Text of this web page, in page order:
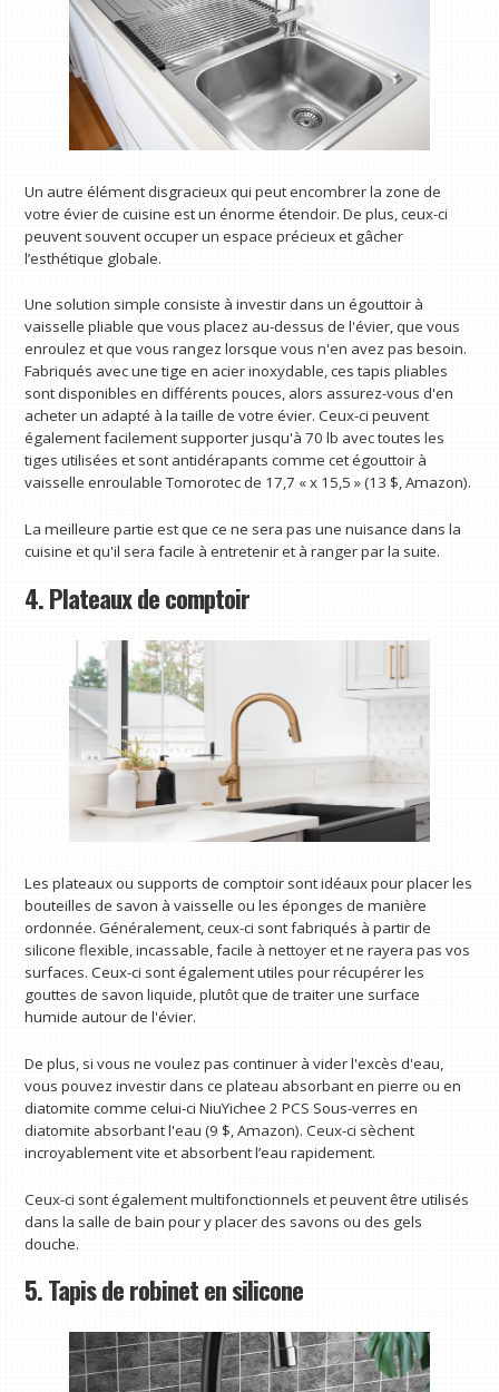
Un autre élément disgracieux qui peut encombrer la zone de
votre évier de cuisine est un énorme étendoir. De plus, ceux-ci
peuvent souvent occuper un espace précieux et gâcher
l’esthétique globale.
Une solution simple consiste à investir dans un égouttoir à
vaisselle pliable que vous placez au-dessus de l'évier, que vous
enroulez et que vous rangez lorsque vous n'en avez pas besoin.
Fabriqués avec une tige en acier inoxydable, ces tapis pliables
sont disponibles en différents pouces, alors assurez-vous d'en
acheter un adapté à la taille de votre évier. Ceux-ci peuvent
également facilement supporter jusqu'à 70 lb avec toutes les
tiges utilisées et sont antidérapants comme cet égouttoir à
vaisselle enroulable Tomorotec de 17,7 « x 15,5 » (13 $, Amazon).
La meilleure partie est que ce ne sera pas une nuisance dans la
cuisine et qu'il sera facile à entretenir et à ranger par la suite.
4. Plateaux de comptoir
Les plateaux ou supports de comptoir sont idéaux pour placer les
bouteilles de savon à vaisselle ou les éponges de manière
ordonnée. Généralement, ceux-ci sont fabriqués à partir de
silicone flexible, incassable, facile à nettoyer et ne rayera pas vos
surfaces. Ceux-ci sont également utiles pour récupérer les
gouttes de savon liquide, plutôt que de traiter une surface
humide autour de l'évier.
De plus, si vous ne voulez pas continuer à vider l'excès d'eau,
vous pouvez investir dans ce plateau absorbant en pierre ou en
diatomite comme celui-ci NiuYichee 2 PCS Sous-verres en
diatomite absorbant l'eau (9 $, Amazon). Ceux-ci sèchent
incroyablement vite et absorbent l’eau rapidement.
Ceux-ci sont également multifonctionnels et peuvent être utilisés
dans la salle de bain pour y placer des savons ou des gels
douche.
5. Tapis de robinet en silicone